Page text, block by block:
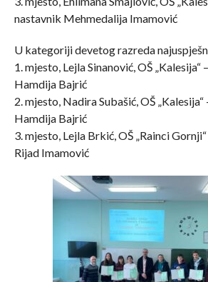
nastavnik Mehmedalija Imamović
U kategoriji devetog razreda
1. mjesto, Lejla Sinanović, OŠ „Kalesija“
Hamdija Bajrić
2. mjesto, Nadira Subašić, OŠ
Hamdija Bajrić
3. mjesto, Lejla Brkić, OŠ „Rainci
Rijad Imamović